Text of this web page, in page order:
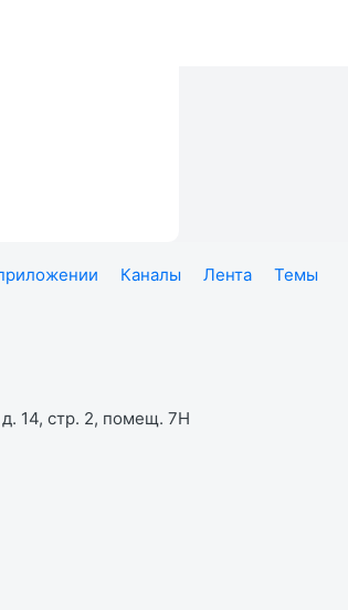
Каналы Лента
Темы
14, стр. 2, помещ. 7Н